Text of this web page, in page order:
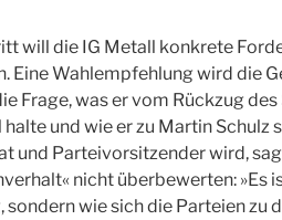
will die IG Metall konkrete
Eine Wahlempfehlung wird die
Frage, was er vom Rückzug
und wie er zu Martin Schulz
und Parteivorsitzender wird,
nicht überbewerten: »Es
sondern wie sich die Parteien zu